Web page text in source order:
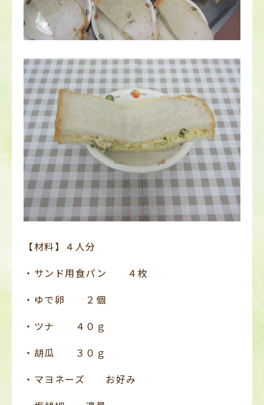
【材料】４人分
・サンド用食パン ４枚
・ゆで卵 ２個
・ツナ ４０ｇ
・胡瓜 ３０ｇ
・マヨネーズ お好み